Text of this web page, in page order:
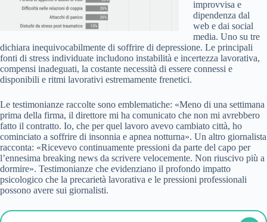
improvvisa e
dipendenza dal
web e dai social
media. Uno su tre
dichiara inequivocabilmente di soffrire di depressione. Le principali
fonti di stress individuate includono instabilità e incertezza lavorativa,
compensi inadeguati, la costante necessità di essere connessi e
disponibili e ritmi lavorativi estremamente frenetici.
Le testimonianze raccolte sono emblematiche: «Meno di una settimana
prima della firma, il direttore mi ha comunicato che non mi avrebbero
fatto il contratto. Io, che per quel lavoro avevo cambiato città, ho
cominciato a soffrire di insonnia e apnea notturna». Un altro giornalista
racconta: «Ricevevo continuamente pressioni da parte del capo per
l’ennesima breaking news da scrivere velocemente. Non riuscivo più a
dormire». Testimonianze che evidenziano il profondo impatto
psicologico che la precarietà lavorativa e le pressioni professionali
possono avere sui giornalisti.